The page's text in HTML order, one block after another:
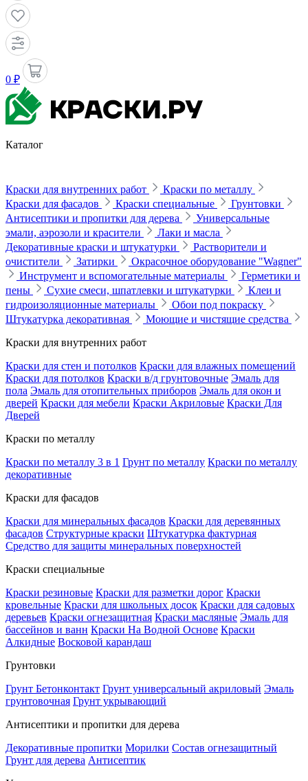
0 ₽
Каталог
Краски для внутренних работ
Краски по металлу
Краски для фасадов
Краски специальные
Грунтовки
Антисептики и пропитки для дерева
Универсальные
эмали, аэрозоли и красители
Лаки и масла
Декоративные краски и штукатурки
Растворители и
очистители
Затирки
Окрасочное оборудование "Wagner"
Инструмент и вспомогательные материалы
Герметики и
пены
Сухие смеси, шпатлевки и штукатурки
Клеи и
гидроизоляционные материалы
Обои под покраску
Штукатурка декоративная
Моющие и чистящие средства
Краски для внутренних работ
Краски для стен и потолков Краски для влажных помещений
Краски для потолков Краски в/д грунтовочные Эмаль для
пола Эмаль для отопительных приборов Эмаль для окон и
дверей Краски для мебели Краски Акриловые Краски Для
Дверей
Краски по металлу
Краски по металлу 3 в 1 Грунт по металлу Краски по металлу
декоративные
Краски для фасадов
Краски для минеральных фасадов Краски для деревянных
фасадов Структурные краски Штукатурка фактурная
Средство для защиты минеральных поверхностей
Краски специальные
Краски резиновые Краски для разметки дорог Краски
кровельные Краски для школьных досок Краски для садовых
деревьев Краски огнезащитная Краски масляные Эмаль для
бассейнов и ванн Краски На Водной Основе Краски
Алкидные Восковой карандаш
Грунтовки
Грунт Бетонконтакт Грунт универсальный акриловый Эмаль
грунтовочная Грунт укрывающий
Антисептики и пропитки для дерева
Декоративные пропитки Морилки Состав огнезащитный
Грунт для дерева Антисептик